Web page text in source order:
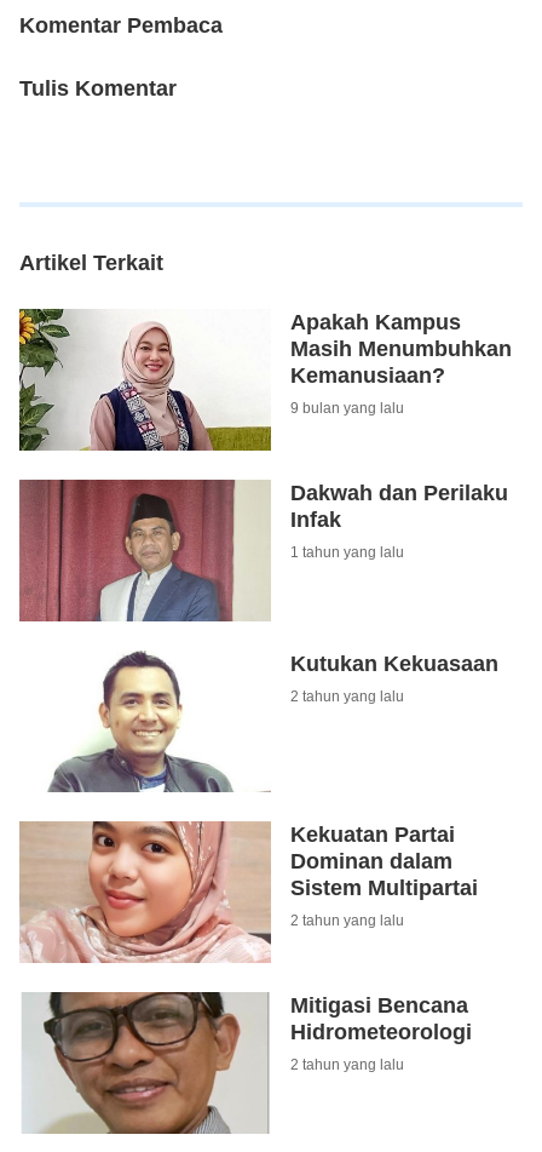
Komentar Pembaca
Tulis Komentar
Artikel Terkait
Apakah Kampus
Masih Menumbuhkan
Kemanusiaan?
9 bulan yang lalu
Dakwah dan Perilaku
Infak
1 tahun yang lalu
Kutukan Kekuasaan
2 tahun yang lalu
Kekuatan Partai
Dominan dalam
Sistem Multipartai
2 tahun yang lalu
Mitigasi Bencana
Hidrometeorologi
2 tahun yang lalu